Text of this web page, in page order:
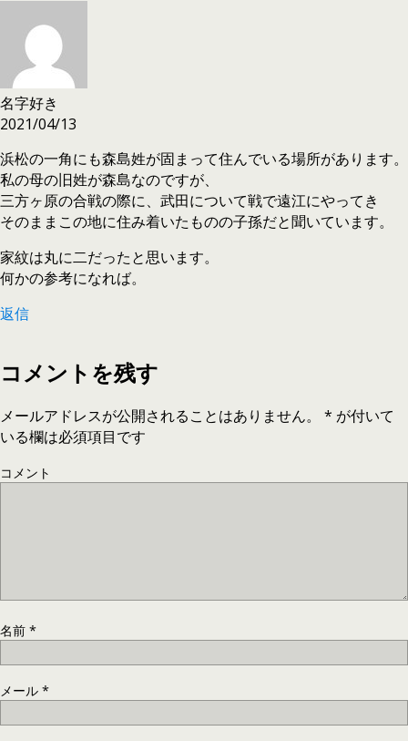
名字好き
2021/04/13
浜松の一角にも森島姓が固まって住んでいる場所があります。
私の母の旧姓が森島なのですが、
三方ヶ原の合戦の際に、武田について戦で遠江にやってき
そのままこの地に住み着いたものの子孫だと聞いています。
家紋は丸に二だったと思います。
何かの参考になれば。
返信
コメントを残す
メールアドレスが公開されることはありません。 * が付いて
いる欄は必須項目です
コメント
名前 *
メール *